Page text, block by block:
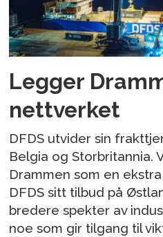
Legger
nettverket
DFDS utvider sin
Belgia og Storbritannia.
Drammen som en
DFDS sitt tilbud på
bredere spekter av
noe som gir tilgang til